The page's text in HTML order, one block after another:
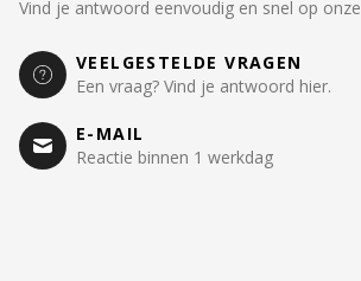
Vind je antwoord eenvoudig en snel op onze
VEELGESTELDE VRAGEN
Een vraag? Vind je antwoord hier.
E-MAIL
Reactie binnen 1 werkdag